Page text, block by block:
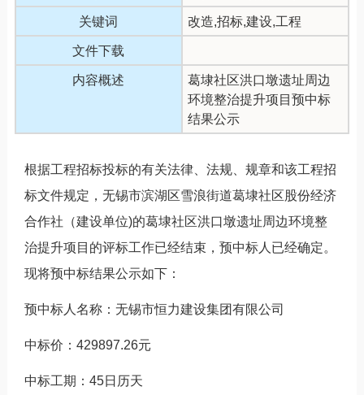
关键词 改造,招标,建设,工程
文件下载
内容概述
葛埭社区洪口墩遗址周边
环境整治提升项目预中标
结果公示
根据工程招标投标的有关法律、法规、规章和该工程招
标文件规定，无锡市滨湖区雪浪街道葛埭社区股份经济
合作社（建设单位)的葛埭社区洪口墩遗址周边环境整
治提升项目的评标工作已经结束，预中标人已经确定。
现将预中标结果公示如下：
预中标人名称：无锡市恒力建设集团有限公司
中标价：429897.26元
中标工期：45日历天